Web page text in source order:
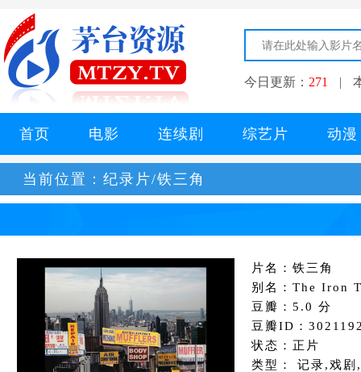
今日更新： 271 |
首页 电影 连续剧 综艺片 动漫
当前位置： 纪录片/铁三角
片名：铁三角
别名：The Iron
豆瓣：5.0 分
豆瓣ID：
状态：正片
类型： 记录,戏剧